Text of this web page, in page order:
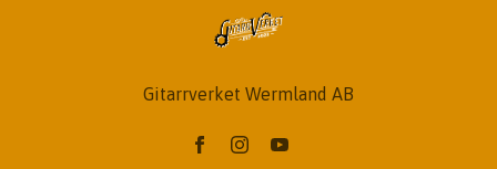
Gitarrverket Wermland AB